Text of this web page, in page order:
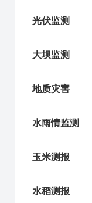
光伏监测
大坝监测
地质灾害
水雨情监测
玉米测报
水稻测报